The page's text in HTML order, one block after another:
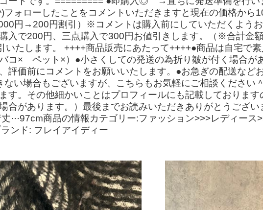
ォローしたことをコメントいただきますと現在の価格から
円→200円割引）※コメントは購入前にしていただくよう
入で200円、三点購入で300円お値引きします。（※合計金
いたします。 ++++商品販売にあたって++++●商品は自宅で
コ× ペット×）●小さくしての発送の為折り皺が付く場合が
評価前にコメントをお願いいたします。●お急ぎの配送など
い場合もございますが、こちらもお気軽にご相談ください
す。その他細かいことはプロフィールにも記載しておりま
があります。）最後までお読みいただきありがとうござ
丈···97cm商品の情報カテゴリー:ファッション>>>レディー
ンド: フレイアイディー